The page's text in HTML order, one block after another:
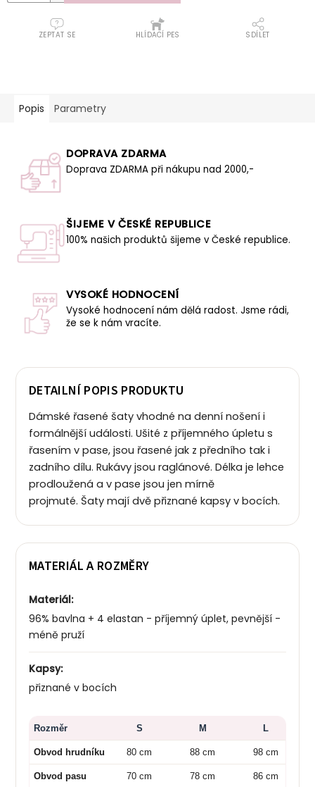
ZEPTAT SE HLÍDACÍ PES SDÍLET
Popis Parametry
DOPRAVA ZDARMA
Doprava ZDARMA při nákupu nad 2000,-
ŠIJEME V ČESKÉ REPUBLICE
100% našich produktů šijeme v České republice.
VYSOKÉ HODNOCENÍ
Vysoké hodnocení nám dělá radost. Jsme rádi,
že se k nám vracíte.
DETAILNÍ POPIS PRODUKTU
Dámské řasené šaty vhodné na denní nošení i
formálnější události. Ušité z příjemného úpletu s
řasením v pase, jsou řasené jak z předního tak i
zadního dílu. Rukávy jsou raglánové. Délka je lehce
prodloužená a v pase jsou jen mírně
projmuté. Šaty mají dvě přiznané kapsy v bocích.
MATERIÁL A ROZMĚRY
Materiál:
96% bavlna + 4 elastan - příjemný úplet, pevnější -
méně pruží
Kapsy:
přiznané v bocích
Rozměr S M L
Obvod hrudníku 80 cm 88 cm 98 cm
Obvod pasu 70 cm 78 cm 86 cm